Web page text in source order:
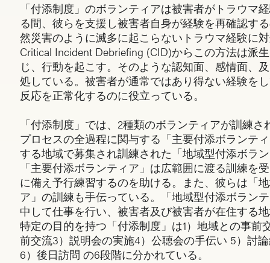
「付添制度」のボランティアは被害者がトラウマ
る間、彼らを支援し被害者自身が経験を再確認す
然災害のように滅多に起こらないトラウマ経験に
Critical Incident Debriefing (CID)からこの方法は派
じ、行動を起こす。そのような認知面、感情面、
処している。被害者が通常ではあり得ない経験を
反応を正常化するのに役立っている。
「付添制度」では、2種類のボランティアが訓練
プロセスの全過程に関与する「主要付添ボランテ
する地域で募集され訓練された「地域型付添ボラ
「主要付添ボランティア」は広範囲に渡る訓練を
に備え予行練習するのを助ける。また、彼らは「
ア」の訓練も手伝っている。「地域型付添ボラン
中して仕事を行い、被害者及び被害者が在住する
特定の目的を持つ「付添制度」は1）地域との事前
前交流3）説明会の実施4）公聴会の手伝い 5）討
6）後日訪問 の6段階に分かれている。